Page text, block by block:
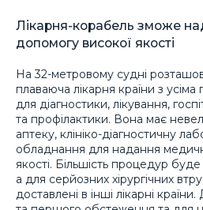
Лікарня-корабель зможе
допомогу високої якості
На 32-метровому судні
плаваюча лікарня країни з
для діагностики, лікування,
та профілактики. Вона має
аптеку, клініко-діагностичну
обладнання для надання
якості. Більшість процедур буде
а для серйозних хірургічних
доставлені в інші лікарні